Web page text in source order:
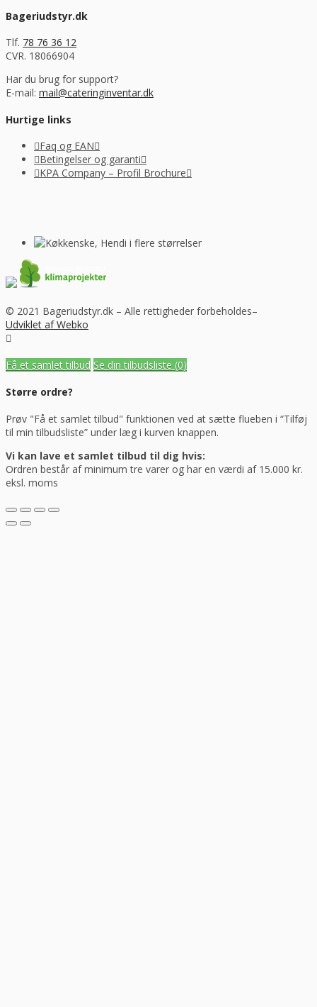
Bageriudstyr.dk
Tlf. 78 76 36 12
CVR. 18066904
Har du brug for support?
E-mail: mail@cateringinventar.dk
Hurtige links
Faq og EAN
Betingelser og garanti
KPA Company – Profil Brochure
© 2021 Bageriudstyr.dk – Alle rettigheder forbeholdes–
Udviklet af Webko
Få et samlet tilbud Se din tilbudsliste (0)
Større ordre?
Prøv "Få et samlet tilbud" funktionen ved at sætte flueben i “Tilføj
til min tilbudsliste” under læg i kurven knappen.
Vi kan lave et samlet tilbud til dig hvis:
Ordren består af minimum tre varer og har en værdi af 15.000 kr.
eksl. moms